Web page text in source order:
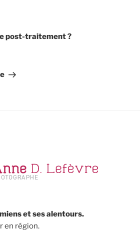
post-traitement ?
et ses alentours.
en région.